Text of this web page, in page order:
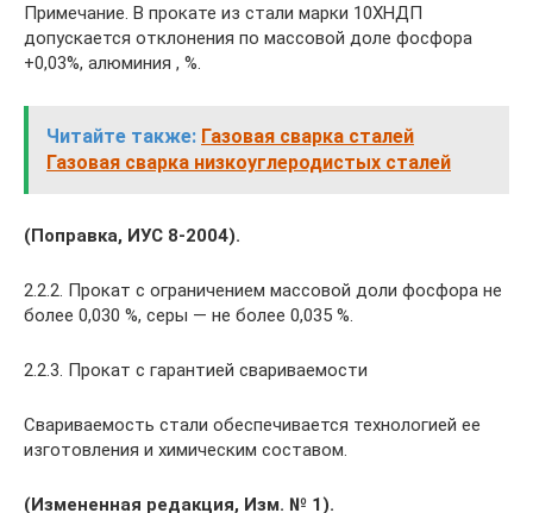
Примечание. В прокате из стали марки 10ХНДП
допускается отклонения по массовой доле фосфора
+0,03%, алюминия , %.
Читайте также: Газовая сварка сталей
Газовая сварка низкоуглеродистых сталей
(Поправка, ИУС 8-2004).
2.2.2. Прокат с ограничением массовой доли фосфора не
более 0,030 %, серы — не более 0,035 %.
2.2.3. Прокат с гарантией свариваемости
Свариваемость стали обеспечивается технологией ее
изготовления и химическим составом.
(Измененная редакция, Изм. № 1).